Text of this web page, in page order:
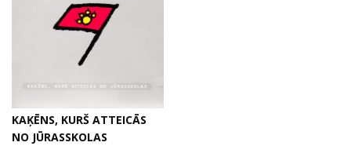
KAĶĒNS, KURŠ ATTEICĀS
NO JŪRASSKOLAS